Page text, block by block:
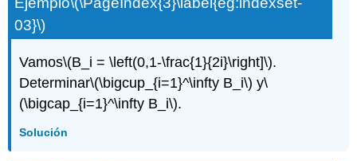
03}\)
Vamos\(B_i = \left(0,1-\frac{1}{2i}\right]\).
Determinar\(\bigcup_{i=1}^\infty B_i\) y\
(\bigcap_{i=1}^\infty B_i\).
Solución